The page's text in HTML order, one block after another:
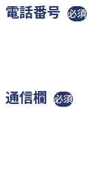
電話番号 必須
通信欄 必須